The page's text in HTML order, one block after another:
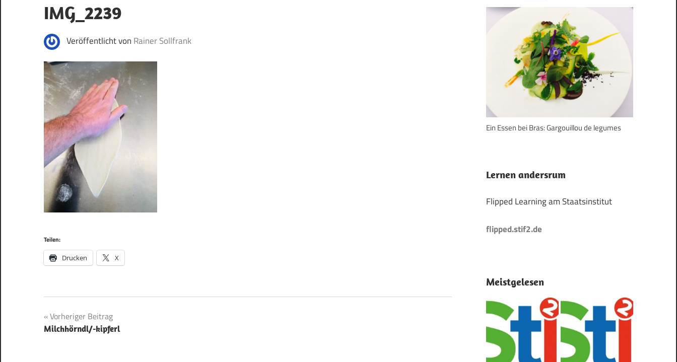
IMG_2239
Veröffentlicht von Rainer Sollfrank
Teilen:
Drucken X
Beitragsnavigation
Vorheriger Beitrag
Milchhörndl/-kipferl
Ein Essen bei Bras: Gargouillou de legumes
Lernen andersrum
Flipped Learning am Staatsinstitut
flipped.stif2.de
Meistgelesen